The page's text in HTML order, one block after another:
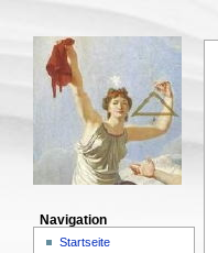
Navigation
Startseite